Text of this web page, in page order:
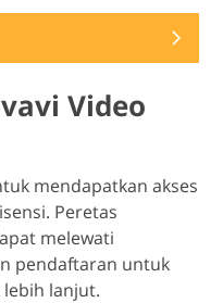
Video
mendapatkan akses
Peretas
melewati
pendaftaran untuk
lanjut.